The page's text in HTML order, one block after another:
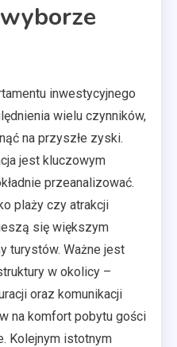
inwestycyjnego
wielu czynników,
na przyszłe zyski.
jest kluczowym
przeanalizować.
plaży czy atrakcji
się większym
turystów. Ważne jest
w okolicy –
oraz komunikacji
na komfort pobytu gości
Kolejnym istotnym